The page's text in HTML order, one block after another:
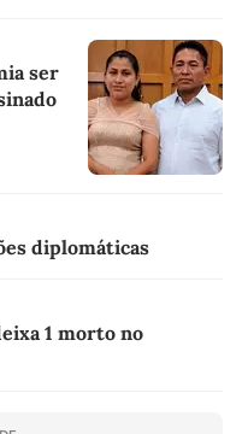
ser
diplomáticas
1 morto no